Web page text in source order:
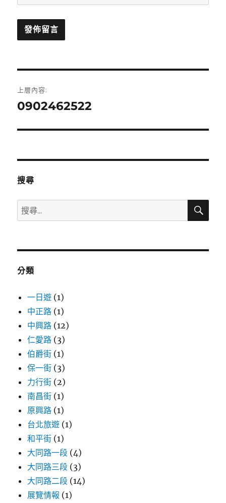
章
上層內容:
0902462522
搜尋
搜
尋
鍵
搜
分類
一日遊 (1)
中正路 (1)
中興路 (12)
仁愛路 (3)
伯爵街 (1)
保一街 (3)
力行街 (2)
南昌街 (1)
原興路 (1)
台北旅遊 (1)
和平街 (1)
大同路一段 (4)
大同路三段 (3)
大同路二段 (14)
展覽情報 (1)